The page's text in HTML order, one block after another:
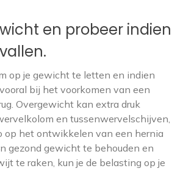
en probeer indien
op je gewicht te letten en indien
bij het voorkomen van een
Overgewicht kan extra druk
en tussenwervelschijven,
op het ontwikkelen van een hernia
gezond gewicht te behouden en
te raken, kun je de belasting op je